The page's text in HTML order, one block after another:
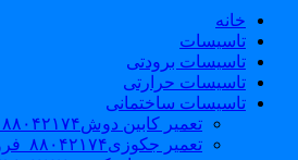
خانه
تاسیسات
تاسیسات برودتی
تاسیسات حرارتی
تاسیسات ساختمانی
تعمیر کابین دوش۸۸۰۴۲۱۷۴_فروش کابین دوش
تعمیر جکوزی۸۸۰۴۲۱۷۴_فروش وان_جکوزی